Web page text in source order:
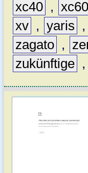
xc40 , xc60
xv , yaris ,
zagato ,
zukünftige ,